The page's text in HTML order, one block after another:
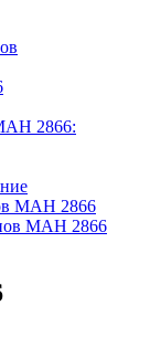
2866:
МАН 2866
МАН 2866